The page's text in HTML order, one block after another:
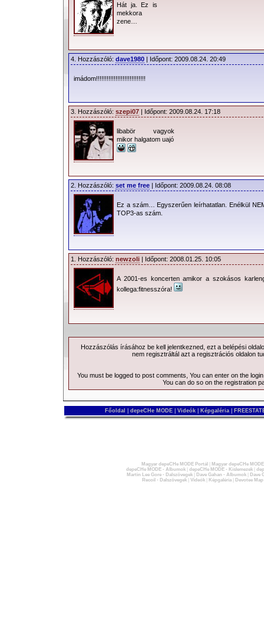
Hát ja. Ez is
mekkora
zene…
4. Hozzászóló: dave1980 | Időpont: 2009.08.24. 20:49
imádom!!!!!!!!!!!!!!!!!!!!!!!!!!!!
3. Hozzászóló: szepi07 | Időpont: 2009.08.24. 17:18
libabör vagyok
mikor halgatom uajó
2. Hozzászóló: set me free | Időpont: 2009.08.24. 08:08
Ez a szám… Egyszerűen leírhatatlan. Enélkül
TOP3-as szám.
1. Hozzászóló: newzoli | Időpont: 2008.01.25. 10:05
A 2001-es koncerten amikor a szokásos
kollega:fitnesszóra!
Hozzászólás írásához be kell jelentkezned, ezt a belépési
nem regisztráltál azt a regisztrációs oldalon
You must be logged to post comments, You can enter on the
You can do so on the registration
Főoldal depeCHe MODE Videók Képgaléria
Magyar depeCHe MODE Portál
Magyar depeCHe
depeCHe MODE - Albumok| depeCHe MODE - Kislemezek|
Martin Lee Gore - Dalszövegek| Dave Gahan - Albumok|
Dave
Recoil - Dalszövegek| Videók| Képgaléria| Devotee Map